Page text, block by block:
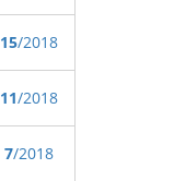
15/2018
11/2018
7/2018